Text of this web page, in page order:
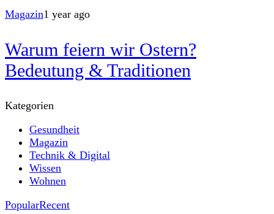
Magazin1 year ago
Warum feiern wir Ostern?
Bedeutung & Traditionen
Kategorien
Gesundheit
Magazin
Technik & Digital
Wissen
Wohnen
PopularRecent